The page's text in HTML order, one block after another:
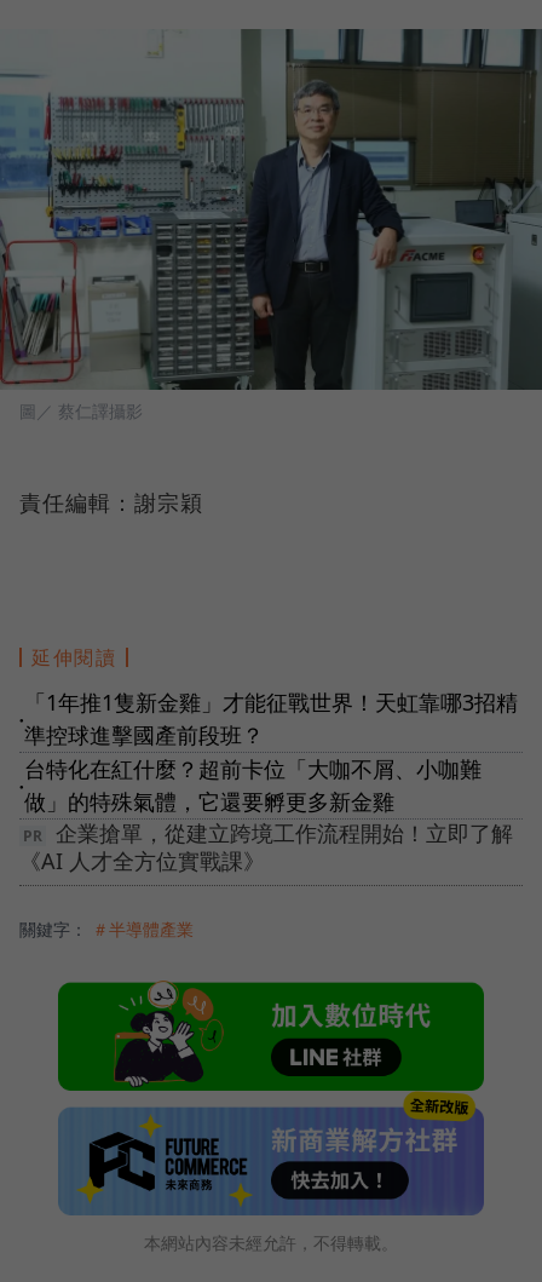
圖／ 蔡仁譯攝影
責任編輯：謝宗穎
延伸閱讀
●
「1年推1隻新金雞」才能征戰世界！天虹靠哪3招精
準控球進擊國產前段班？
●
台特化在紅什麼？超前卡位「大咖不屑、小咖難
做」的特殊氣體，它還要孵更多新金雞
企業搶單，從建立跨境工作流程開始！立即了解
《AI 人才全方位實戰課》
關鍵字： ＃半導體產業
本網站內容未經允許，不得轉載。